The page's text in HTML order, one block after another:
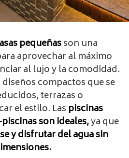
pequeñasson una
aprovechar al máximo
al lujo y la comodidad.
compactos que se
terrazas o
el estilo. Las piscinas
son ideales,ya que
y disfrutar del agua sin